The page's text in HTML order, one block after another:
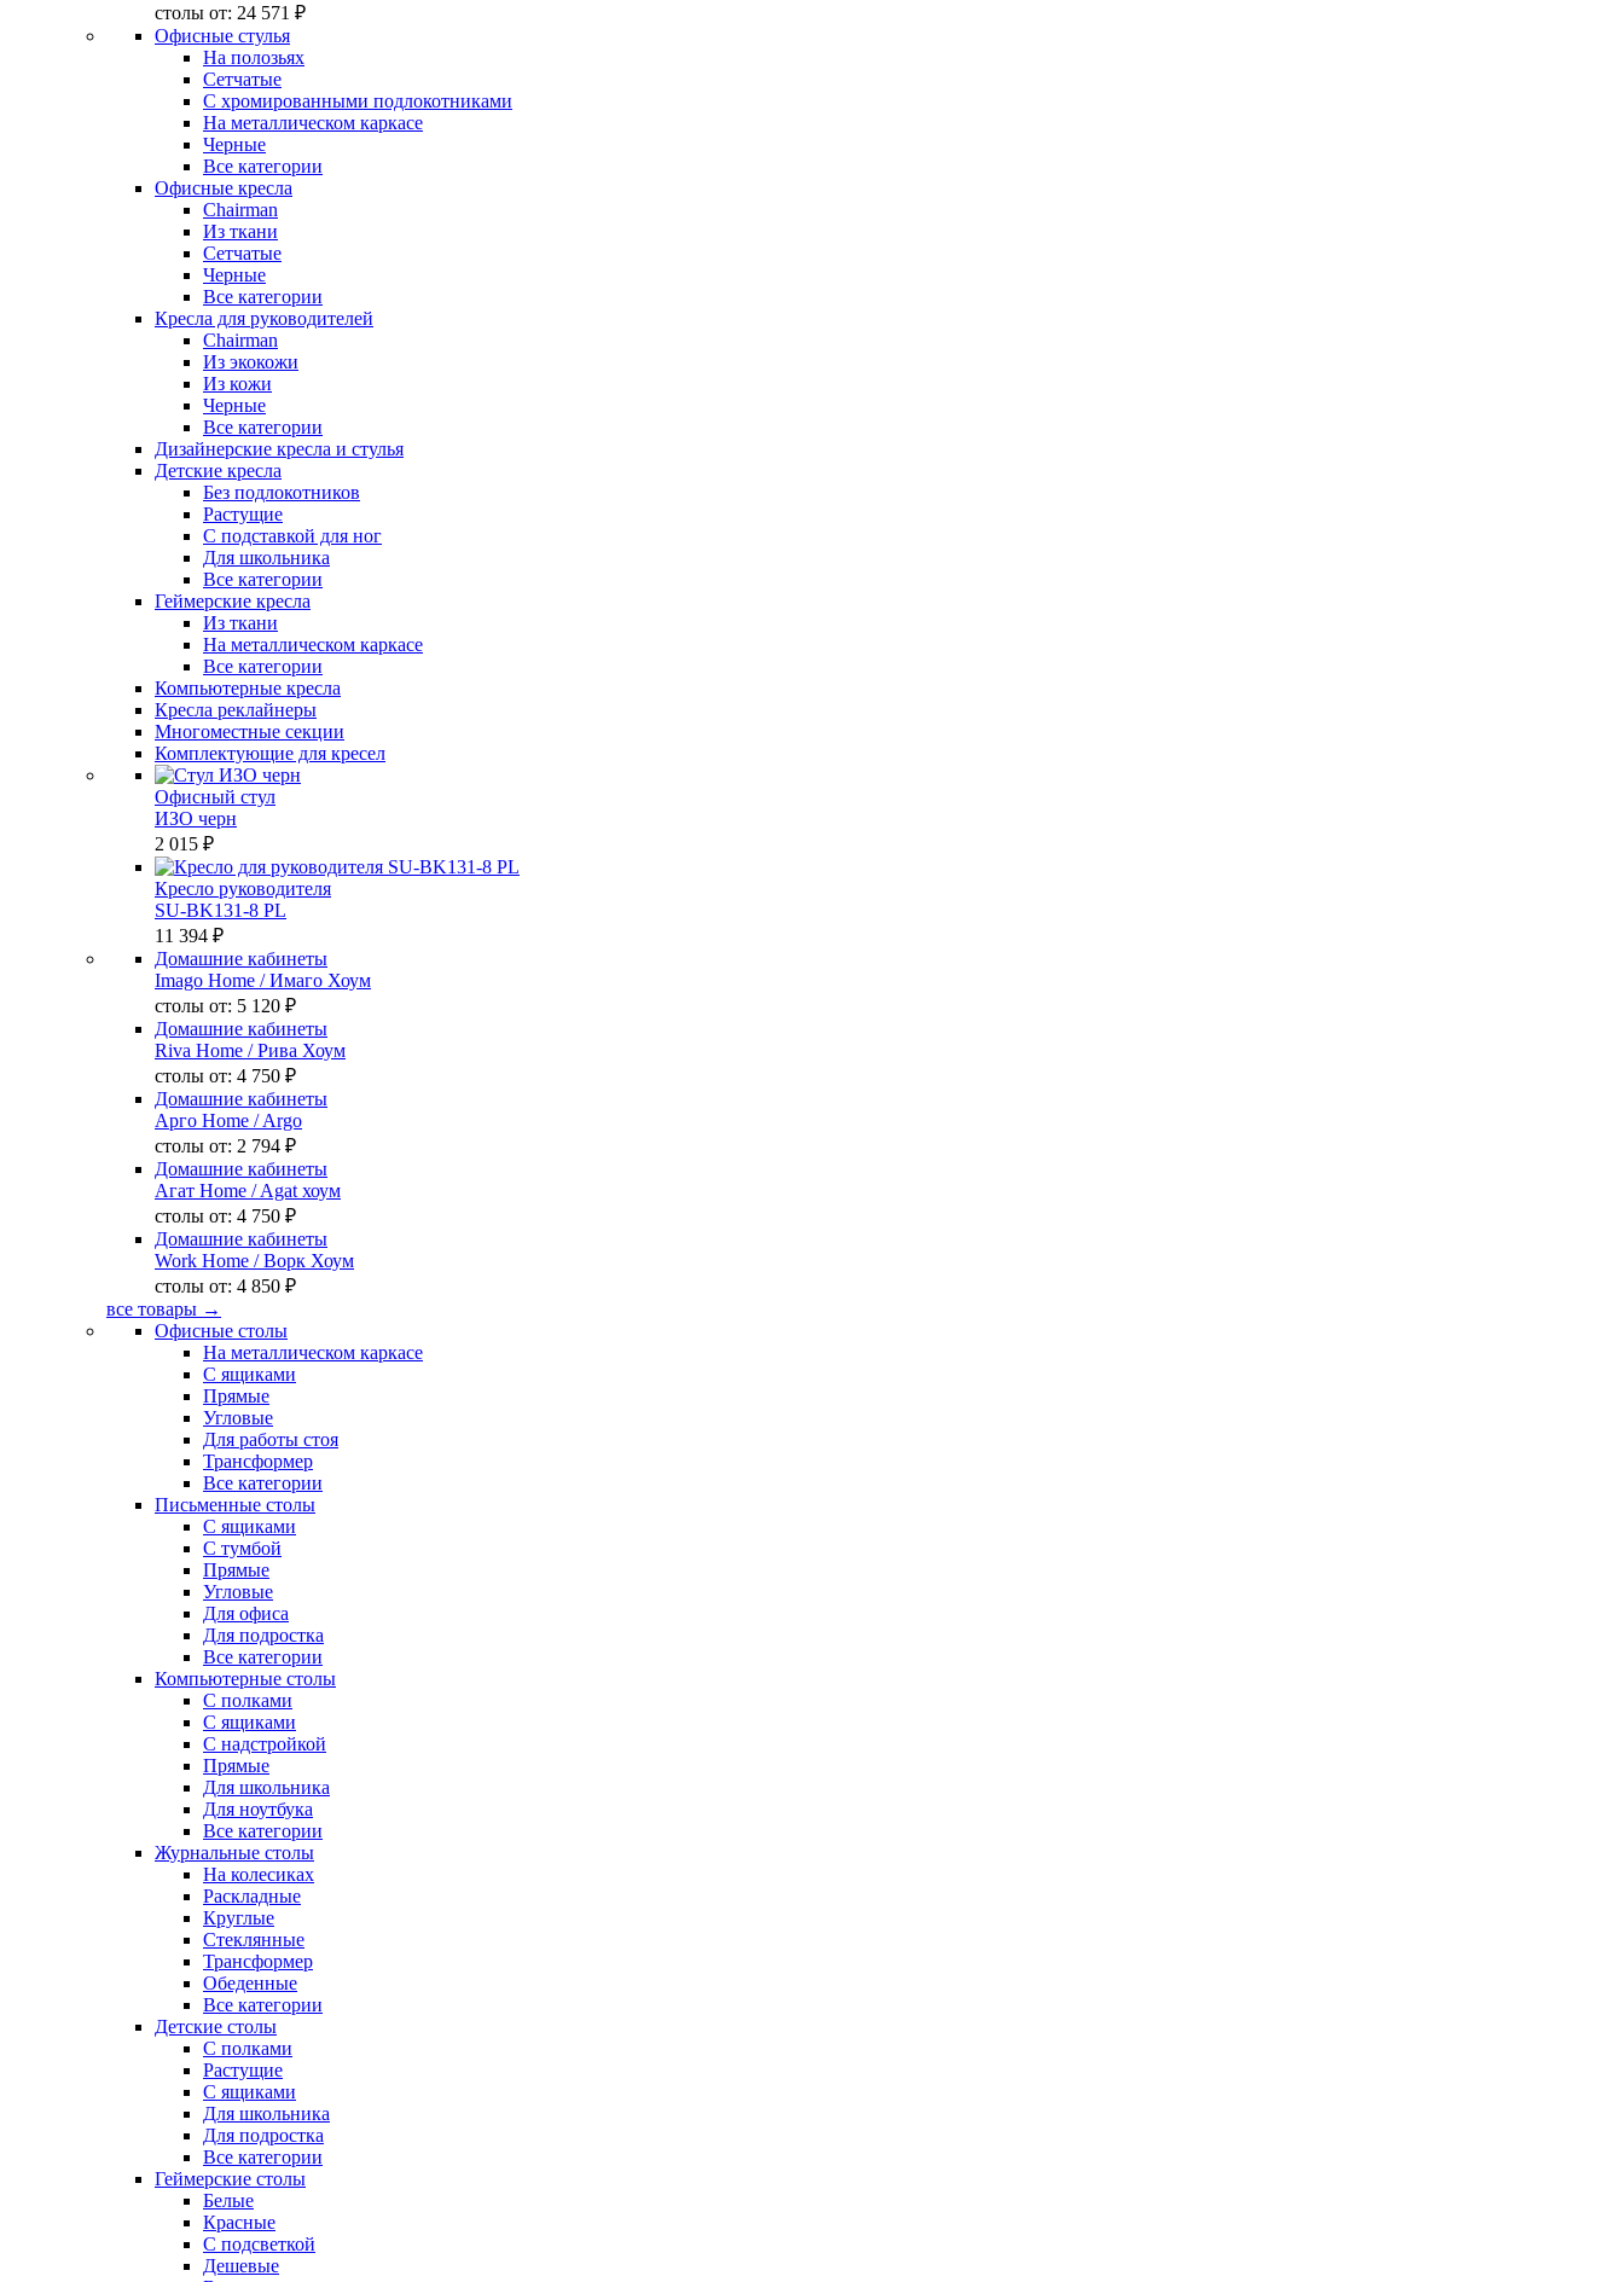
столы от: 24 571 ₽
Офисные стулья
На полозьях
Сетчатые
С хромированными подлокотниками
На металлическом каркасе
Черные
Все категории
Офисные кресла
Chairman
Из ткани
Сетчатые
Черные
Все категории
Кресла для руководителей
Chairman
Из экокожи
Из кожи
Черные
Все категории
Дизайнерские кресла и стулья
Детские кресла
Без подлокотников
Растущие
С подставкой для ног
Для школьника
Все категории
Геймерские кресла
Из ткани
На металлическом каркасе
Все категории
Компьютерные кресла
Кресла реклайнеры
Многоместные секции
Комплектующие для кресел
Офисный стул
ИЗО черн
2 015 ₽
Кресло руководителя
SU-BK131-8 PL
11 394 ₽
Домашние кабинеты
Imago Home / Имаго Хоум
столы от: 5 120 ₽
Домашние кабинеты
Riva Home / Рива Хоум
столы от: 4 750 ₽
Домашние кабинеты
Арго Home / Argo
столы от: 2 794 ₽
Домашние кабинеты
Агат Home / Agat хоум
столы от: 4 750 ₽
Домашние кабинеты
Work Home / Ворк Хоум
столы от: 4 850 ₽
все товары →
Офисные столы
На металлическом каркасе
С ящиками
Прямые
Угловые
Для работы стоя
Трансформер
Все категории
Письменные столы
С ящиками
С тумбой
Прямые
Угловые
Для офиса
Для подростка
Все категории
Компьютерные столы
С полками
С ящиками
С надстройкой
Прямые
Для школьника
Для ноутбука
Все категории
Журнальные столы
На колесиках
Раскладные
Круглые
Стеклянные
Трансформер
Обеденные
Все категории
Детские столы
С полками
Растущие
С ящиками
Для школьника
Для подростка
Все категории
Геймерские столы
Белые
Красные
С подсветкой
Дешевые